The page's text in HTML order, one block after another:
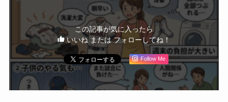
この記事が気に入ったら
いいね または フォローしてね！
Follow Me